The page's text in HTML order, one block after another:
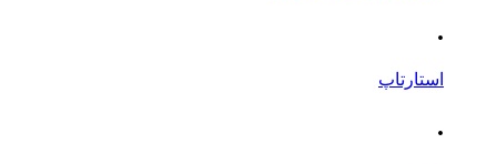
.
استارتاپ
.